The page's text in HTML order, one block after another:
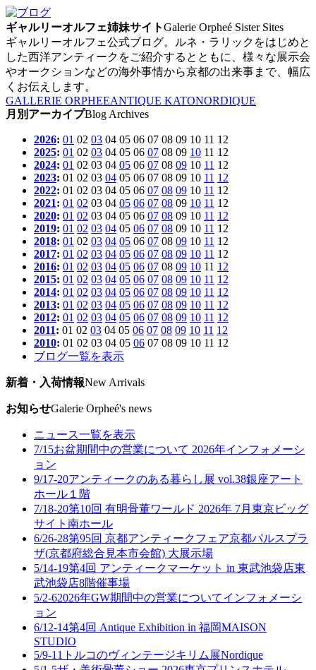
ギャルリーオルフェ姉妹サイトGalerie Orpheé Sister Sites
ギャルリーオルフェ公式ブログ。ルネ・ラリックをはじめと
した西洋アンティークをご紹介するとともに、様々な展示会
やオークションなどの海外事情から京都の出来事まで、幅広
くお伝えします。
GALLERIE ORPHEEANTIQUE KATONORDIQUE
月別アーカイプBlog Archives
2026: 01 02 03 04 05 06 07 08 09 10 11 12
2025: 01 02 03 04 05 06 07 08 09 10 11 12
2024: 01 02 03 04 05 06 07 08 09 10 11 12
2023: 01 02 03 04 05 06 07 08 09 10 11 12
2022: 01 02 03 04 05 06 07 08 09 10 11 12
2021: 01 02 03 04 05 06 07 08 09 10 11 12
2020: 01 02 03 04 05 06 07 08 09 10 11 12
2019: 01 02 03 04 05 06 07 08 09 10 11 12
2018: 01 02 03 04 05 06 07 08 09 10 11 12
2017: 01 02 03 04 05 06 07 08 09 10 11 12
2016: 01 02 03 04 05 06 07 08 09 10 11 12
2015: 01 02 03 04 05 06 07 08 09 10 11 12
2014: 01 02 03 04 05 06 07 08 09 10 11 12
2013: 01 02 03 04 05 06 07 08 09 10 11 12
2012: 01 02 03 04 05 06 07 08 09 10 11 12
2011: 01 02 03 04 05 06 07 08 09 10 11 12
2010: 01 02 03 04 05 06 07 08 09 10 11 12
ブログ一覧を表示
新着・入荷情報New Arrivals
お知らせGalerie Orpheé's news
ニュース一覧を表示
7/15お盆期間中の営業について 2026年インフォメーシ
ョン
9/17-20アンティークのある暮らし展 vol.38銀座アート
ホール１階
7/18-20第10回 有明骨董ワールド 2026年 7月 東京ビッグ
サイト南ホール
6/26-28第95回 京都アンティークフェア京都パルスプラ
ザ(京都府総合見本市会館) 大展示場
5/14-19第4回 アンティークマーケット in 東武池袋店東
武池袋店8階催事場
5/2-62026年GW期間中の営業についてインフォメーシ
ョン
6/12-14第4回 Antique Exhibition in 福岡MAISON
STUDIO
5/9-11 トルコのヴィンテージキリム展Nordique